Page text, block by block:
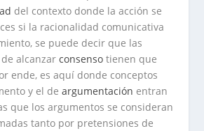
del contexto donde la acción se
si la racionalidad comunicativa
se puede decir que las
de alcanzarconsenso tienen que
ende, es aquí donde conceptos
y el deargumentación entran
que los argumentos se consideran
tanto por pretensiones de